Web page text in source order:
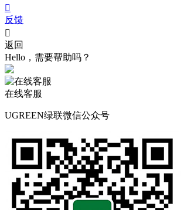

反馈

返回
Hello，需要帮助吗？
在线客服
UGREEN绿联微信公众号